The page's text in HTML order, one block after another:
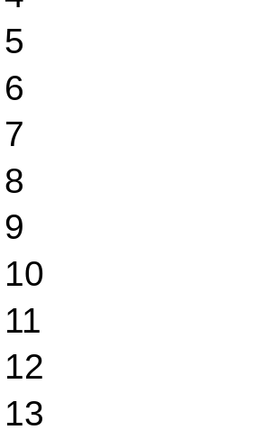
5
6
7
8
9
10
11
12
13